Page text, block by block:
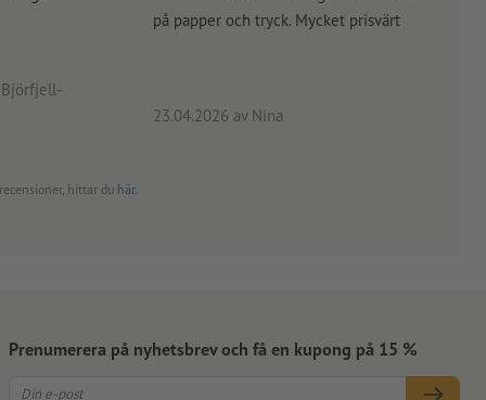
Björfjell-
på papper och tryck. Mycket prisvärt
23.04.2026 av Nina
hittar du här.
Prenumerera på nyhetsbrev och få en kupong på 15 %